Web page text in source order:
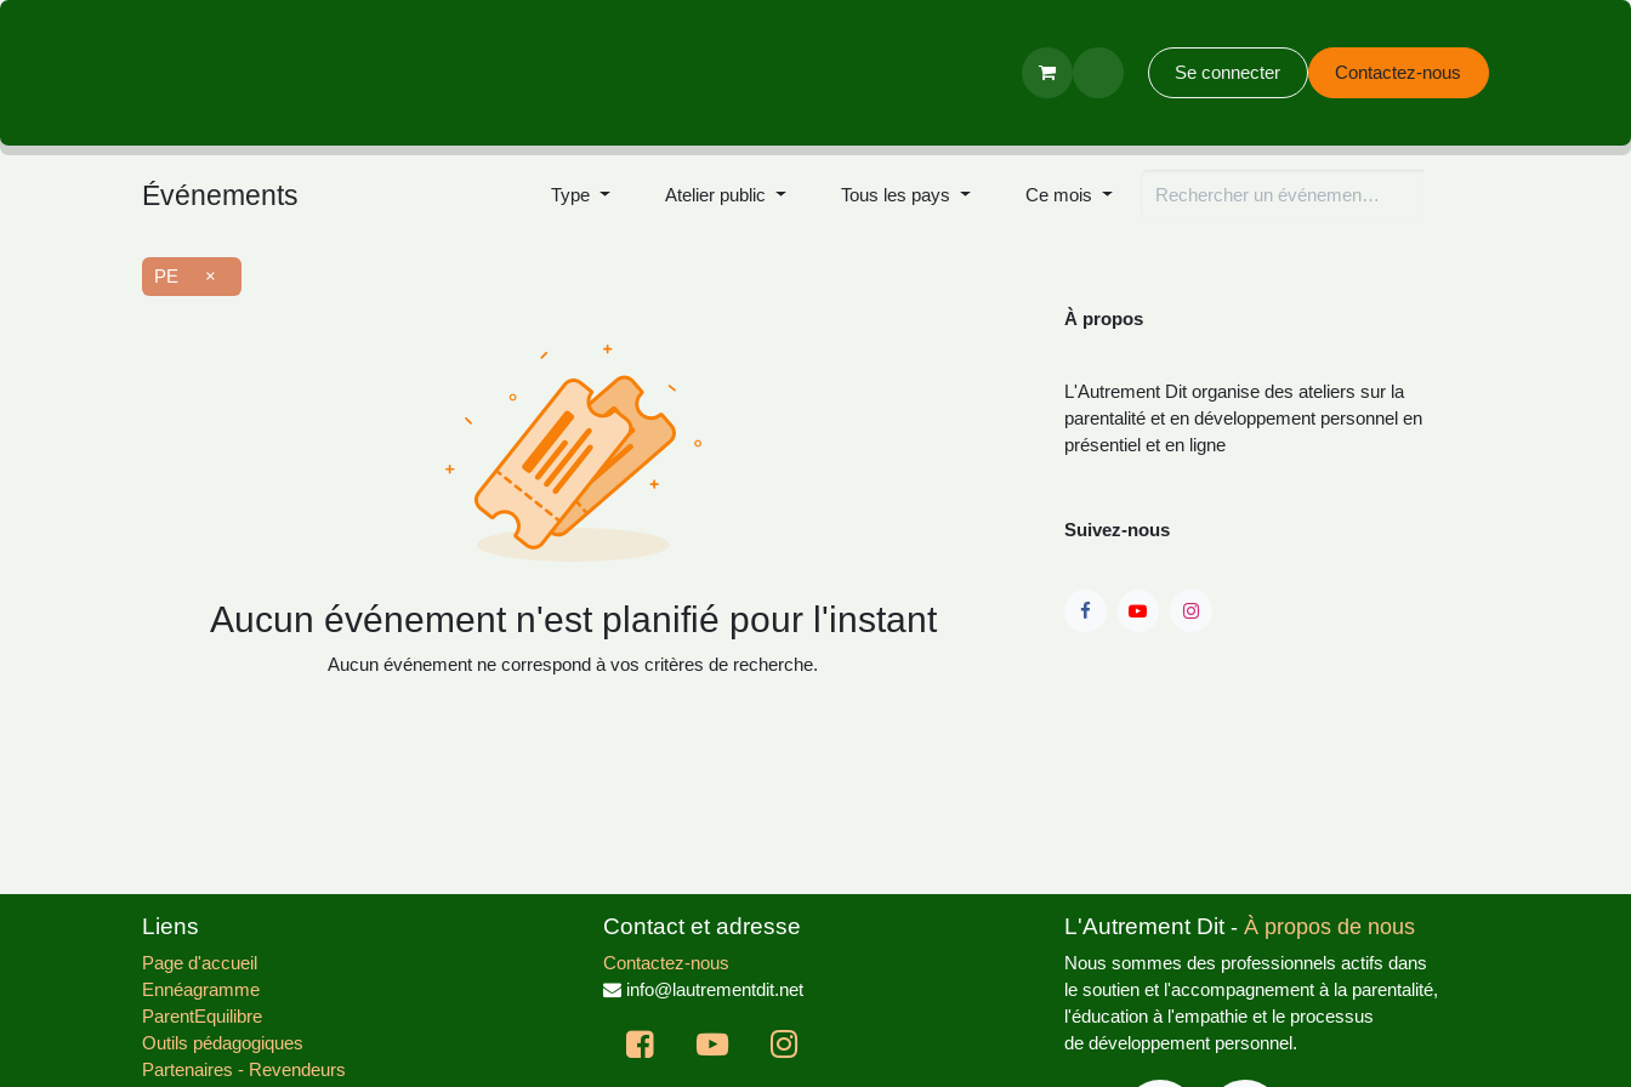
Se connecter Contactez-nous
Événements Atelier public Tous les pays Ce mois
PE ×
Aucun événement n'est planifié pour l'instant
Aucun événement ne correspond à vos critères de recherche.
À propos
L'Autrement Dit organise des ateliers sur la
parentalité et en développement personnel
en présentiel et en ligne
Suivez-nous
Liens
Page d'accueil
Ennéagramme
ParentEquilibre
Outils pédagogiques
Partenaires - Revendeurs
Contact et adresse
Contactez-nous
info@lautrementdit.net
L'Autrement Dit - À propos de nous
Nous sommes des professionnels actifs dans
le soutien et l'accompagnement à la
parentalité, l'éducation à l'empathie et le
processus de développement personnel.